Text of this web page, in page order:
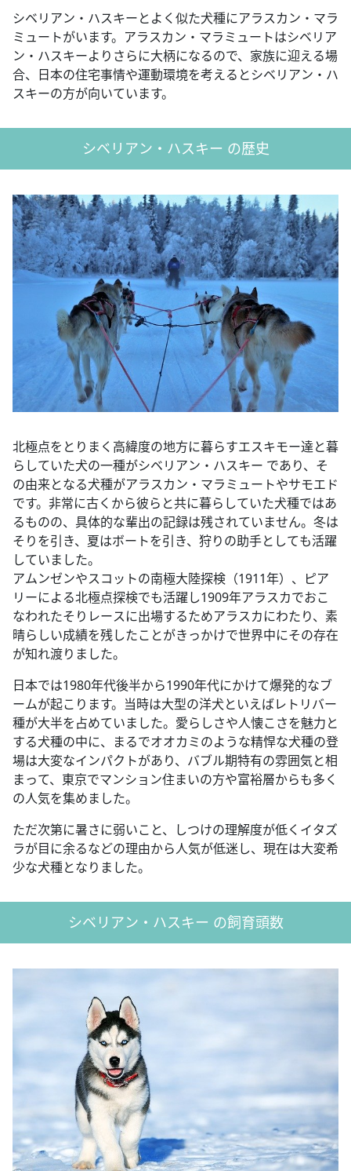
シベリアン・ハスキーとよく似た犬種にアラスカン・マラ
ミュートがいます。アラスカン・マラミュートはシベリア
ン・ハスキーよりさらに大柄になるので、家族に迎える場
合、日本の住宅事情や運動環境を考えるとシベリアン・ハ
スキーの方が向いています。
シベリアン・ハスキー の歴史
北極点をとりまく高緯度の地方に暮らすエスキモー達と暮
らしていた犬の一種がシベリアン・ハスキー であり、そ
の由来となる犬種がアラスカン・マラミュートやサモエド
です。非常に古くから彼らと共に暮らしていた犬種ではあ
るものの、具体的な輩出の記録は残されていません。冬は
そりを引き、夏はボートを引き、狩りの助手としても活躍
していました。
アムンゼンやスコットの南極大陸探検（1911年）、ピア
リーによる北極点探検でも活躍し1909年アラスカでおこ
なわれたそりレースに出場するためアラスカにわたり、素
晴らしい成績を残したことがきっかけで世界中にその存在
が知れ渡りました。
日本では1980年代後半から1990年代にかけて爆発的なブ
ームが起こります。当時は大型の洋犬といえばレトリバー
種が大半を占めていました。愛らしさや人懐こさを魅力と
する犬種の中に、まるでオオカミのような精悍な犬種の登
場は大変なインパクトがあり、バブル期特有の雰囲気と相
まって、東京でマンション住まいの方や富裕層からも多く
の人気を集めました。
ただ次第に暑さに弱いこと、しつけの理解度が低くイタズ
ラが目に余るなどの理由から人気が低迷し、現在は大変希
少な犬種となりました。
シベリアン・ハスキー の飼育頭数